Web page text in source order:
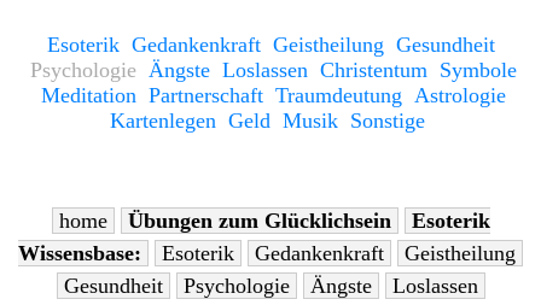
Esoterik Gedankenkraft Geistheilung Gesundheit
Psychologie Ängste Loslassen Christentum Symbole
Meditation Partnerschaft Traumdeutung Astrologie
Kartenlegen Geld Musik Sonstige
home Übungen zum Glücklichsein
Esoterik
Wissensbase:
Esoterik Gedankenkraft
Geistheilung
Gesundheit
Psychologie Ängste
Loslassen